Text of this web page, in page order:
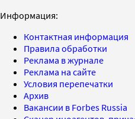
Информация:
Контактная информация
Правила обработки
Реклама в журнале
Реклама на сайте
Условия перепечатки
Архив
Вакансии в Forbes Russia